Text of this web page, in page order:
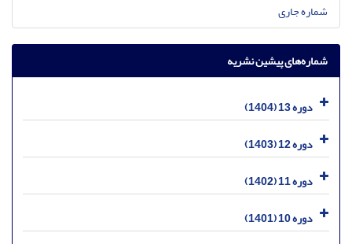
شماره جاری
شماره‌های پیشین نشریه
دوره 13 (1404)
دوره 12 (1403)
دوره 11 (1402)
دوره 10 (1401)